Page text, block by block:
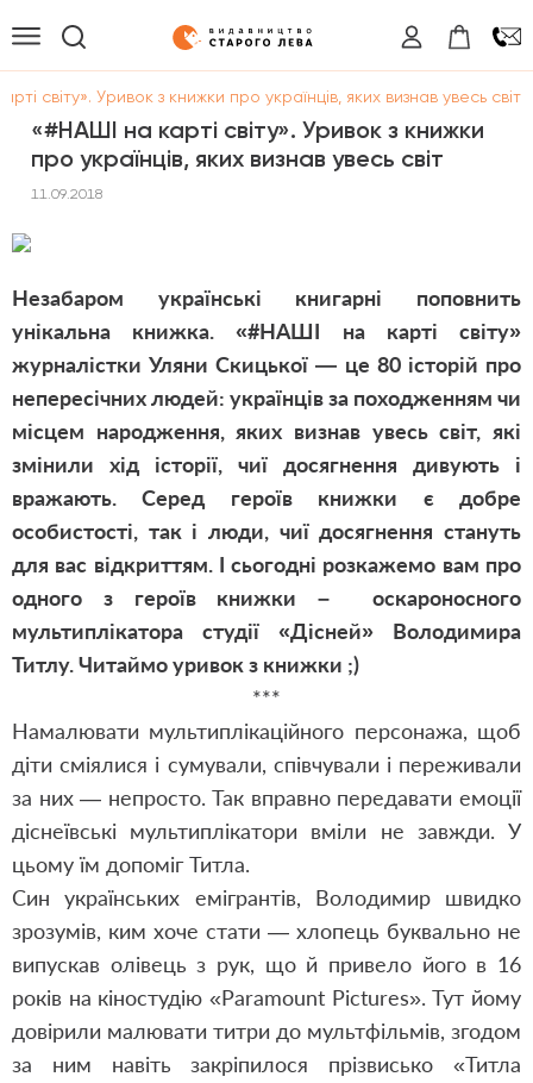
світу». Уривок з книжки про українців, яких визнав увесь світ
«#НАШІ на карті світу». Уривок з книжки
про українців, яких визнав увесь світ
11.09.2018
Незабаром українські книгарні поповнить
унікальна книжка. «#НАШІ на карті світу»
журналістки Уляни Скицької — це 80 історій про
непересічних людей: українців за походженням чи
місцем народження, яких визнав увесь світ, які
змінили хід історії, чиї досягнення дивують і
вражають. Серед героїв книжки є добре
особистості, так і люди, чиї досягнення стануть
для вас відкриттям. І сьогодні розкажемо вам про
одного з героїв книжки – оскароносного
мультиплікатора студії «Дісней» Володимира
Титлу. Читаймо уривок з книжки ;)
***
Намалювати мультиплікаційного персонажа, щоб
діти сміялися і сумували, співчували і переживали
за них — непросто. Так вправно передавати емоції
діснеївські мультиплікатори вміли не завжди. У
цьому їм допоміг Титла.
Син українських емігрантів, Володимир швидко
зрозумів, ким хоче стати — хлопець буквально не
випускав олівець з рук, що й привело його в 16
років на кіностудію «Paramount Pictures». Тут йому
довірили малювати титри до мультфільмів, згодом
за ним навіть закріпилося прізвисько «Титла